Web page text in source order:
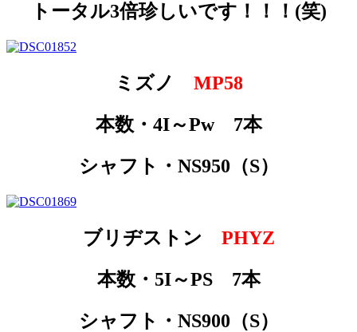
トータル3倍珍しいです！！！(笑)
ミズノ MP58
本数・4I～Pw 7本
シャフト・NS950（S）
ブリヂストン PHYZ
本数・5I～PS 7本
シャフト・NS900（S）